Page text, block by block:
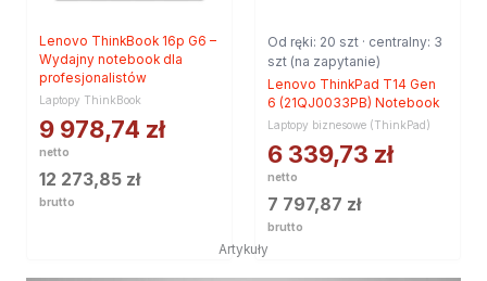
Lenovo ThinkBook 16p G6 –
Wydajny notebook dla
profesjonalistów
Laptopy ThinkBook
9 978,74 zł
netto
12 273,85 zł
brutto
Od ręki: 20 szt · centralny: 3
szt (na zapytanie)
Lenovo ThinkPad T14 Gen
6 (21QJ0033PB) Notebook
Laptopy biznesowe (ThinkPad)
6 339,73 zł
netto
7 797,87 zł
brutto
Artykuły